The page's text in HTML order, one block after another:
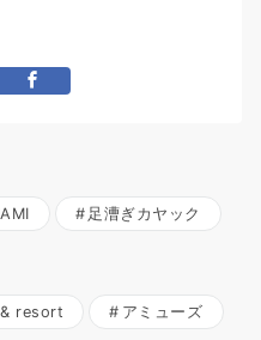
足漕ぎカヤック
resort アミューズ